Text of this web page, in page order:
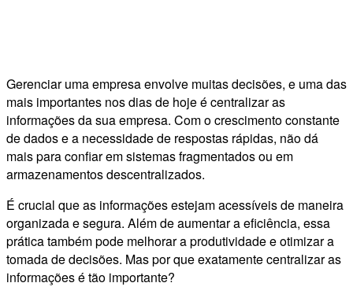
Gerenciar uma empresa envolve muitas decisões, e uma das
mais importantes nos dias de hoje é centralizar as
informações da sua empresa. Com o crescimento constante
de dados e a necessidade de respostas rápidas, não dá
mais para confiar em sistemas fragmentados ou em
armazenamentos descentralizados.
É crucial que as informações estejam acessíveis de maneira
organizada e segura. Além de aumentar a eficiência, essa
prática também pode melhorar a produtividade e otimizar a
tomada de decisões. Mas por que exatamente centralizar as
informações é tão importante?